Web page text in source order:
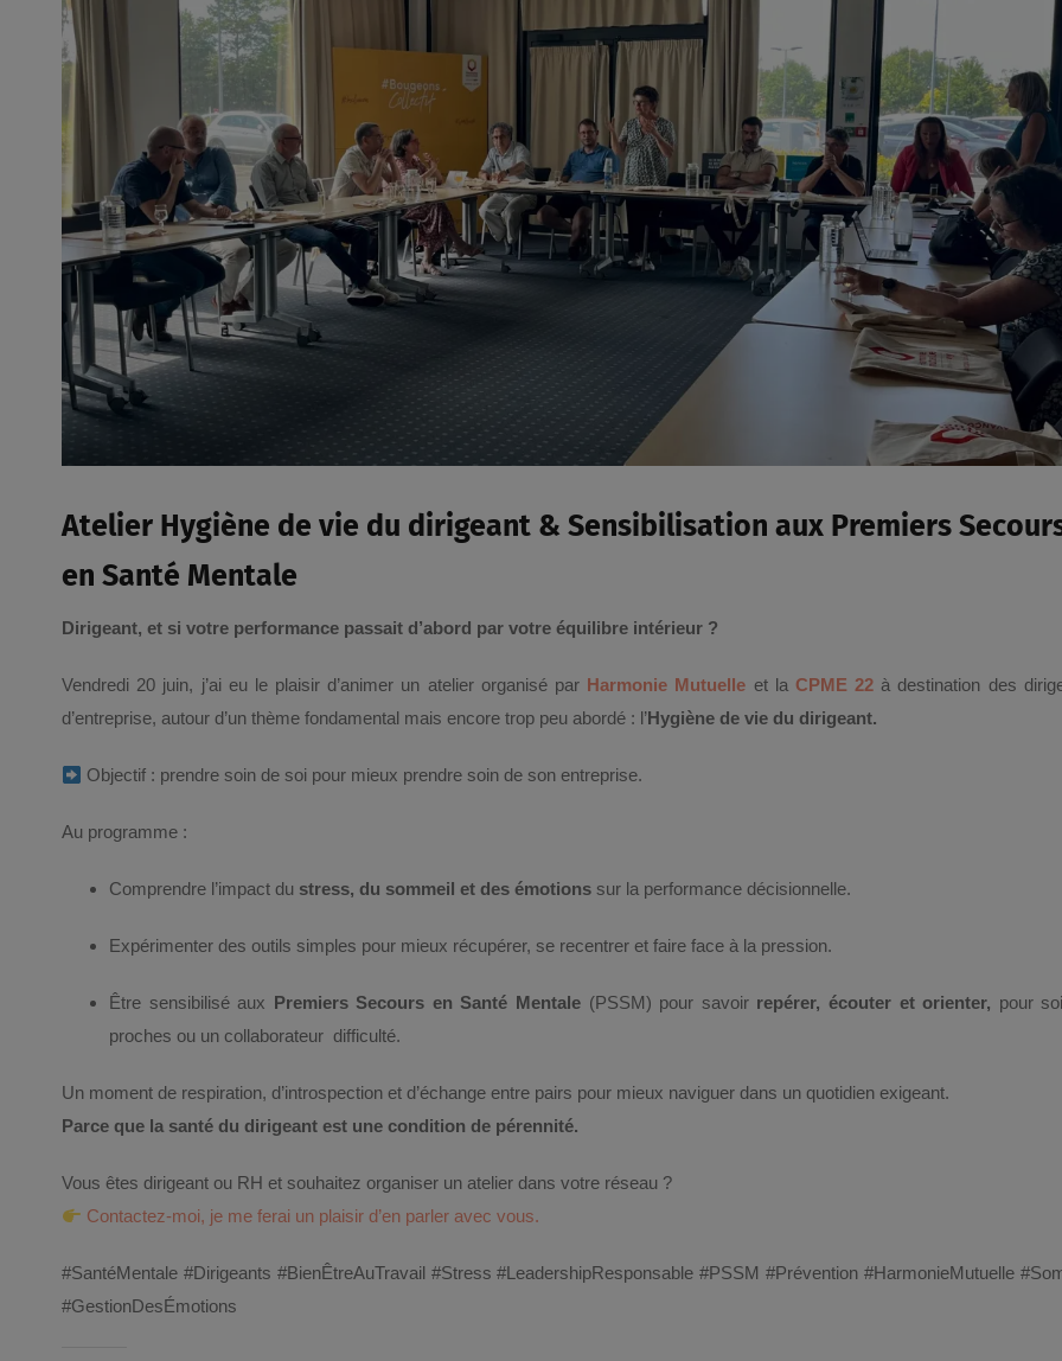
Atelier Hygiène de vie du dirigeant & Sensibilisation aux Premiers
en Santé Mentale
Dirigeant, et si votre performance passait d’abord par votre équilibre intérieur ?
Vendredi 20 juin, j’ai eu le plaisir d’animer un atelier organisé par Harmonie Mutuelle et la CPME 22 à destination des
d’entreprise, autour d’un thème fondamental mais encore trop peu abordé : l’Hygiène de vie du dirigeant.
Objectif : prendre soin de soi pour mieux prendre soin de son entreprise.
Au programme :
Comprendre l’impact du stress, du sommeil et des émotions sur la performance décisionnelle.
Expérimenter des outils simples pour mieux récupérer, se recentrer et faire face à la pression.
Être sensibilisé aux Premiers Secours en Santé Mentale (PSSM) pour savoir repérer, écouter et orienter, pour
proches ou un collaborateur difficulté.
Un moment de respiration, d’introspection et d’échange entre pairs pour mieux naviguer dans un quotidien exigeant.
Parce que la santé du dirigeant est une condition de pérennité.
Vous êtes dirigeant ou RH et souhaitez organiser un atelier dans votre réseau ?
Contactez-moi, je me ferai un plaisir d’en parler avec vous.
#SantéMentale #Dirigeants #BienÊtreAuTravail #Stress #LeadershipResponsable #PSSM #Prévention #HarmonieMutuelle
#GestionDesÉmotions